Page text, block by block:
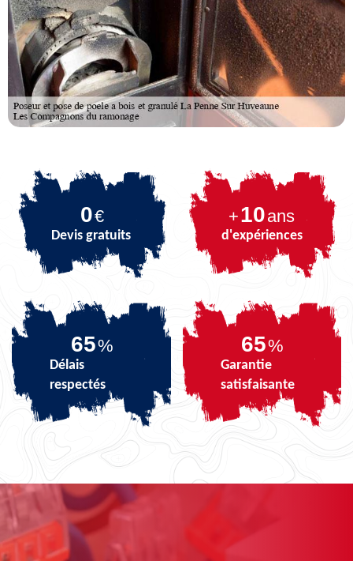
0€
Devis gratuits
+10ans
d'expériences
81%
Délais
respectés
81%
Garantie
satisfaisante